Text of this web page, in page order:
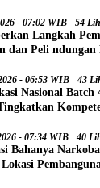
- 07:02 WIB 54
Langkah
dan Peli ndungan
- 06:53 WIB 43
Nasional
- 07:34 WIB 40
Bahanya